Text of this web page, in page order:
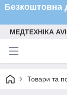
Безкоштовна
МЕДТЕХНІКА
Товари та